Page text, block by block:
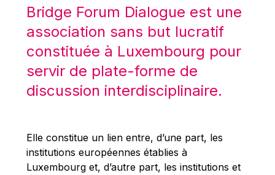
Mario Centeno
Mario Monti
Maroš ŠEFČOVIČ
Martin Bailey
Martine Reicherts
Michael Sohlman
Michel Goedert
Bridge Forum Dialogue est une
association sans but lucratif
constituée à Luxembourg pour
servir de plate-forme de
discussion interdisciplinaire.
Elle constitue un lien entre, d’une part, les
institutions européennes établies à
Luxembourg et, d’autre part, les institutions et